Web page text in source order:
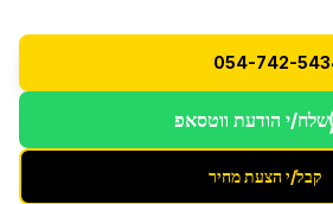
שלח/י הודעת ווטסאפ
קבל/י הצעת מחיר